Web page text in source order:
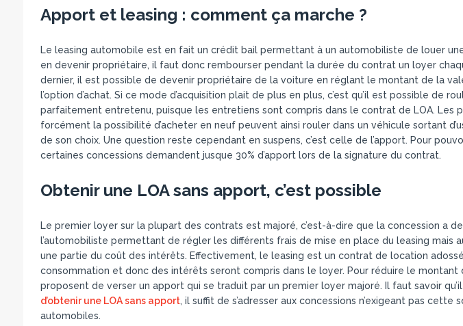
Apport et leasing : comment ça marche ?
Le leasing automobile est en fait un crédit bail permettant à un automobiliste de louer
en devenir propriétaire, il faut donc rembourser pendant la durée du contrat un loyer
dernier, il est possible de devenir propriétaire de la voiture en réglant le montant de la
l’option d’achat. Si ce mode d’acquisition plait de plus en plus, c’est qu’il est possible de
parfaitement entretenu, puisque les entretiens sont compris dans le contrat de LOA. Les
forcément la possibilité d’acheter en neuf peuvent ainsi rouler dans un véhicule sortant
de son choix. Une question reste cependant en suspens, c’est celle de l’apport. Pour
certaines concessions demandent jusque 30% d’apport lors de la signature du contrat.
Obtenir une LOA sans apport, c’est possible
Le premier loyer sur la plupart des contrats est majoré, c’est-à-dire que la concession a
l’automobiliste permettant de régler les différents frais de mise en place du leasing mais
une partie du coût des intérêts. Effectivement, le leasing est un contrat de location
consommation et donc des intérêts seront compris dans le loyer. Pour réduire le montant
proposent de verser un apport qui se traduit par un premier loyer majoré. Il faut savoir
d’obtenir une LOA sans apport, il suffit de s’adresser aux concessions n’exigeant pas cette
automobiles.